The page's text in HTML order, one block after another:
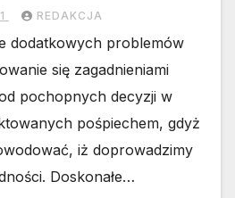
REDAKCJA
dodatkowych problemów
się zagadnieniami
pochopnych decyzji w
pośpiechem, gdyż
iż doprowadzimy
Doskonałe…